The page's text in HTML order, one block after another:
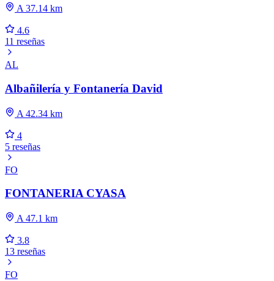
A 37.14 km
4.6
11 reseñas
AL
Albañilería y Fontanería David
A 42.34 km
4
5 reseñas
FO
FONTANERIA CYASA
A 47.1 km
3.8
13 reseñas
FO